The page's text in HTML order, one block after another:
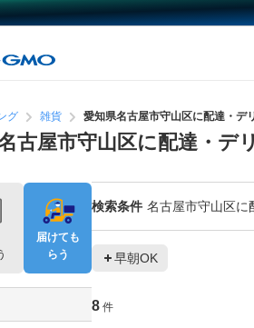
グ 雑貨 愛知県名古屋市守山区に配達・デ
名古屋市守山区に配達・
検索条件 名古屋市守山区に
早朝OK
8 件
届けても
らう